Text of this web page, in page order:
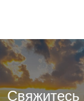
Свяжитесь